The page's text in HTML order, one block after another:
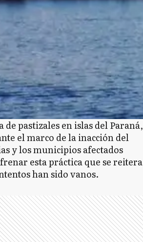
de pastizales en islas del Paraná,
el marco de la inacción del
y los municipios afectados
esta práctica que se reitera
han sido vanos.